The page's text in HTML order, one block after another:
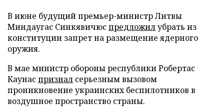
В июне будущий премьер-министр Литвы
Миндаугас Синкявичюспредложилубрать из
конституции запрет на размещение ядерного
оружия.
В мае министр обороны республики Робертас
Каунаспризнал серьезным вызовом
проникновение украинских беспилотников в
воздушное пространство страны.